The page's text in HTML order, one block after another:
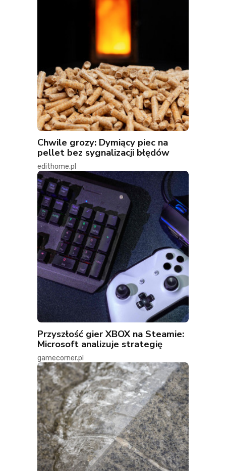
Chwile grozy: Dymiący piec na
pellet bez sygnalizacji błędów
edithome.pl
Przyszłość gier XBOX na Steamie:
Microsoft analizuje strategię
gamecorner.pl